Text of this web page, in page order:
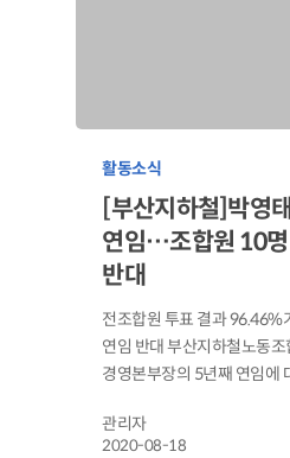
활동소식
[부산지하철]박영
연임…조합원 10명
반대
전조합원 투표 결과 96.46%
연임 반대 부산지하철노동
경영본부장의 5년째 연임에
관리자
2020-08-18